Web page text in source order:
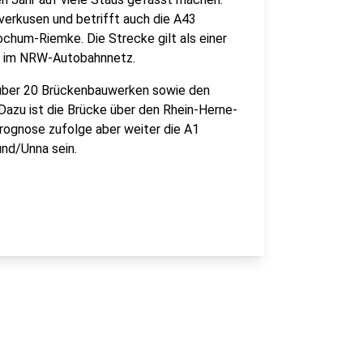
und betrifft auch die A43
Riemke. Die Strecke gilt als einer
NRW-Autobahnnetz.
20 Brückenbauwerken sowie den
ist die Brücke über den Rhein-Herne-
zufolge aber weiter die A1
Unna sein.